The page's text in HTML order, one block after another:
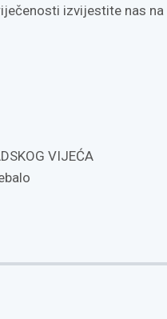
izvijestite nas
VIJEĆA